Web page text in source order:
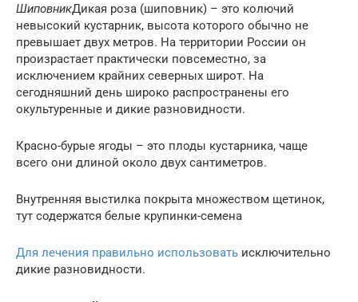
ШиповникДикая роза (шиповник) – это колючий
невысокий кустарник, высота которого обычно не
превышает двух метров. На территории России он
произрастает практически повсеместно, за
исключением крайних северных широт. На
сегодняшний день широко распространены его
окультуренные и дикие разновидности.
Красно-бурые ягоды – это плоды кустарника, чаще
всего они длиной около двух сантиметров.
Внутренняя выстилка покрыта множеством щетинок,
тут содержатся белые крупинки-семена
Для лечения правильно использовать исключительно
дикие разновидности.